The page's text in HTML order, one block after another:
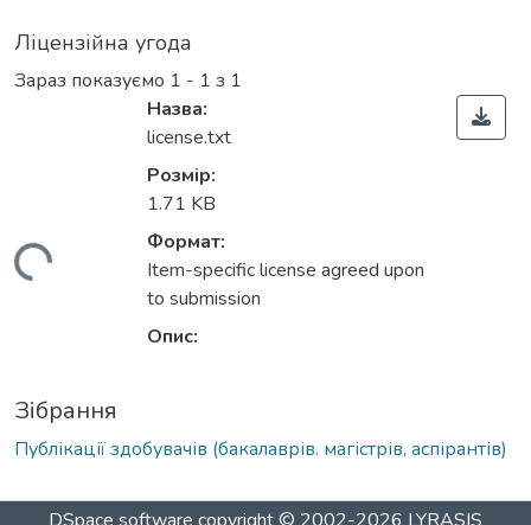
Ліцензійна угода
Зараз показуємо 1 - 1 з 1
Назва:
license.txt
Розмір:
1.71 KB
Формат:
Item-specific license agreed upon
to submission
Опис:
Зібрання
Публікації здобувачів (бакалаврів. магістрів, аспірантів)